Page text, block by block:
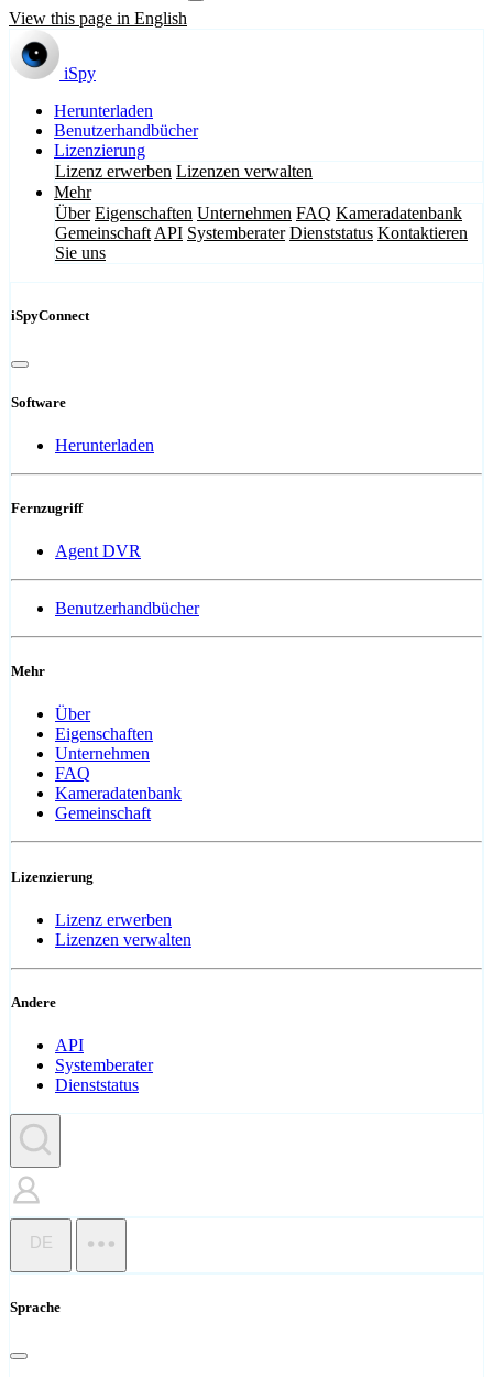
View this page in English
iSpy
Herunterladen
Benutzerhandbücher
Lizenzierung
Lizenz erwerben Lizenzen verwalten
Mehr
Über Eigenschaften Unternehmen FAQ Kameradatenbank
Gemeinschaft API Systemberater Dienststatus Kontaktieren
Sie uns
iSpyConnect
Software
Herunterladen
Fernzugriff
Agent DVR
Benutzerhandbücher
Mehr
Über
Eigenschaften
Unternehmen
FAQ
Kameradatenbank
Gemeinschaft
Lizenzierung
Lizenz erwerben
Lizenzen verwalten
Andere
API
Systemberater
Dienststatus
DE
Sprache